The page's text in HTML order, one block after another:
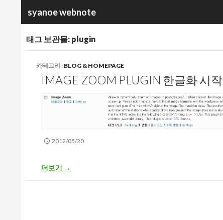
syanoe webnote
색
태그 보관물: plugin
카테고리 : BLOG & HOMEPAGE
IMAGE ZOOM PLUGIN 한글화 시작
2012/05/20
Image Zoom Plugin 한글화 시작
더보기 →